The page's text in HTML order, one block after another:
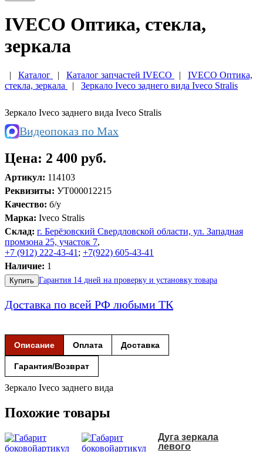
IVECO Оптика, стекла,
зеркала
| Каталог | Каталог запчастей IVECO | IVECO Оптика,
стекла, зеркала
| Зеркало Iveco заднего вида Iveco Stralis
Зеркало Iveco заднего вида Iveco Stralis
Видеопоказ по Max
Цена: 2 400 руб.
Артикул: 114103
Реквизиты: УТ000012215
Качество: б/у
Марка: Iveco Stralis
Склад: г. Берёзовский Свердловской области, ул. Западная
промзона 25, участок 7,
+7 (912) 222-43-41 ; +7(922) 605-43-41
Наличие: 1
Купить Гарантия 14 дней на проверку и установку товара
Доставка по всей РФ любыми ТК
Описание Оплата Доставка
Гарантия/Возврат
Зеркало Iveco заднего вида
Похожие товары
Дуга зеркала
левого